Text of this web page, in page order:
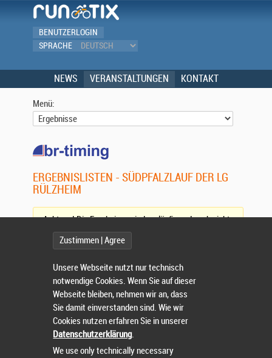
BENUTZERLOGIN
SPRACHE
NEWS VERANSTALTUNGEN KONTAKT
Menü:
ERGEBNISLISTEN - SÜDPFALZLAUF DER LG
RÜLZHEIM
Achtung! Die Ergebnisse sind vorläufig und noch nicht
vollständig. (
Wählen Sie einen Wettbewerb.
Zustimmen | Agree
Unsere Webseite nutzt nur technisch
notwendige Cookies. Wenn Sie auf dieser
Webseite bleiben, nehmen wir an, dass
Sie damit einverstanden sind. Wie wir
Cookies nutzen erfahren Sie in unserer
Datenschutzerklärung.
We use only technically necessary